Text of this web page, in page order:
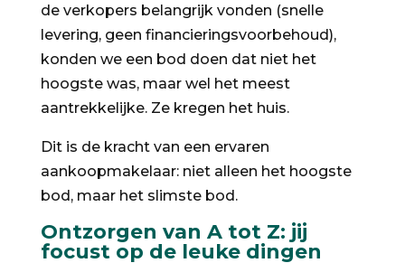
de verkopers belangrijk vonden (snelle
levering, geen financieringsvoorbehoud),
konden we een bod doen dat niet het
hoogste was, maar wel het meest
aantrekkelijke. Ze kregen het huis.
Dit is de kracht van een ervaren
aankoopmakelaar: niet alleen het hoogste
bod, maar het slimste bod.
Ontzorgen van A tot Z: jij
focust op de leuke dingen